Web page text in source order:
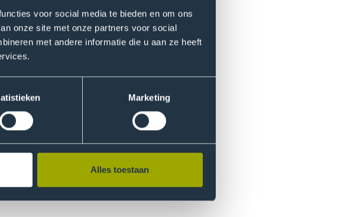
voor social media te bieden en om ons
onze site met onze partners voor social
met andere informatie die u aan ze heeft
Marketing
Alles toestaan
naar het lectoraat. “Bij het Nivel was mijn
bleek dat mensen na een geslaagde
de diagnose. Dat vind ik fascinerend.
voorkomen? Bij het Nivel onderzochten
meer kunnen betekenen voor hun
wil ik nu meer licht schijnen op de nazorg-
een snellere reïntegratie en betere algehele
in beter aansluiten bij de wensen en
van kanker of op de late effecten van
zorgbehoeften.”